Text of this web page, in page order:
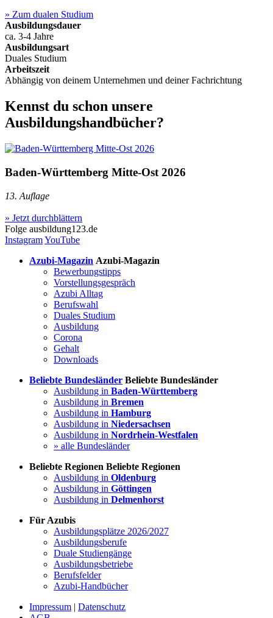
» Zum dualen Studium
Ausbildungsdauer
ca. 3-4 Jahre
Ausbildungsart
Duales Studium
Arbeitszeit
Abhängig von deinem Unternehmen und deiner Fachrichtung
Kennst du schon unsere
Ausbildungshandbücher?
Baden-Württemberg Mitte-Ost 2026
13. Auflage
» Jetzt durchblättern
Folge ausbildung123.de
InstagramYouTube
Azubi-Magazin Azubi-Magazin
Bewerbungstipps
Vorstellungsgespräch
Azubi Alltag
Berufswahl
Duales Studium
Ausbildung
Corona
Gehalt
Downloads
Beliebte Bundesländer Beliebte Bundesländer
Ausbildung in Baden-Württemberg
Ausbildung in Bremen
Ausbildung in Hamburg
Ausbildung in Niedersachsen
Ausbildung in Nordrhein-Westfalen
» alle Bundesländer
Beliebte Regionen Beliebte Regionen
Ausbildung in Oldenburg
Ausbildung in Göttingen
Ausbildung in Delmenhorst
Für Azubis
Ausbildungsplätze 2026/2027
Ausbildungsberufe
Duale Studiengänge
Ausbildungsbetriebe
Berufsfelder
Azubi-Handbücher
Impressum | Datenschutz